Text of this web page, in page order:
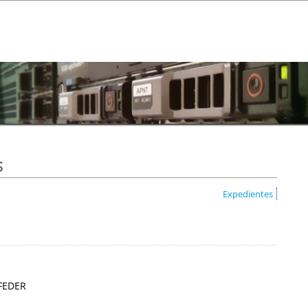
Expedientes